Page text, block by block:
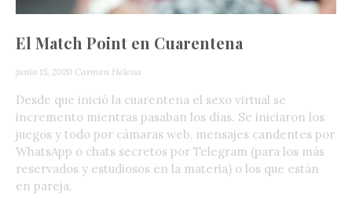
El Match Point en Cuarentena
junio 15, 2020 Carmen Helena
Desde que inició la cuarentena el sexo virtual se
incremento mientras pasaban los días. Se iniciaron los
juegos y todo por cámaras web, mensajes candentes por
WhatsApp o chats secretos por Telegram (para los más
reservados y estudiosos en la materia) o los que están
en pareja.